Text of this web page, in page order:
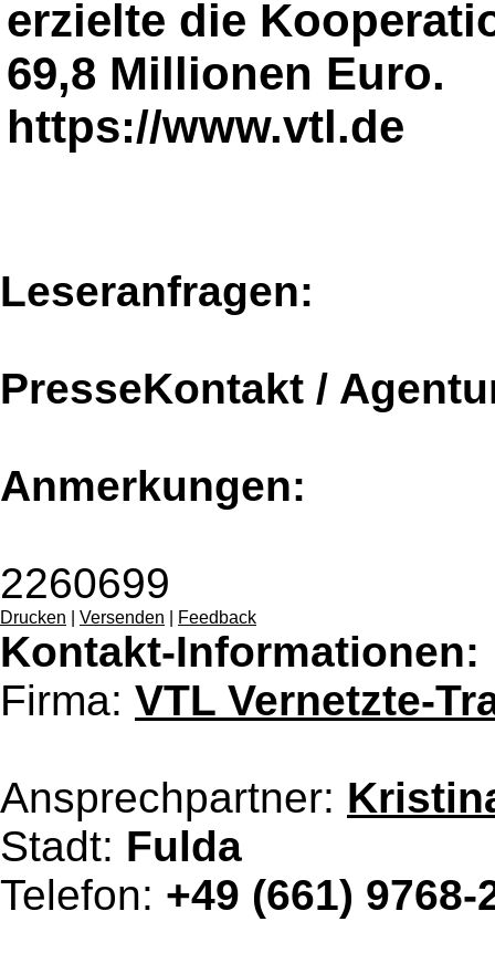
erzielte die
69,8 Millionen Euro.
https://www.vtl.de
Leseranfragen:
PresseKontakt /
Anmerkungen:
2260699
Drucken Versenden Feedback
Kontakt-Informationen:
Firma: VTL Vernetzte-
Ansprechpartner:
Stadt: Fulda
Telefon: +49 (661) 9768-